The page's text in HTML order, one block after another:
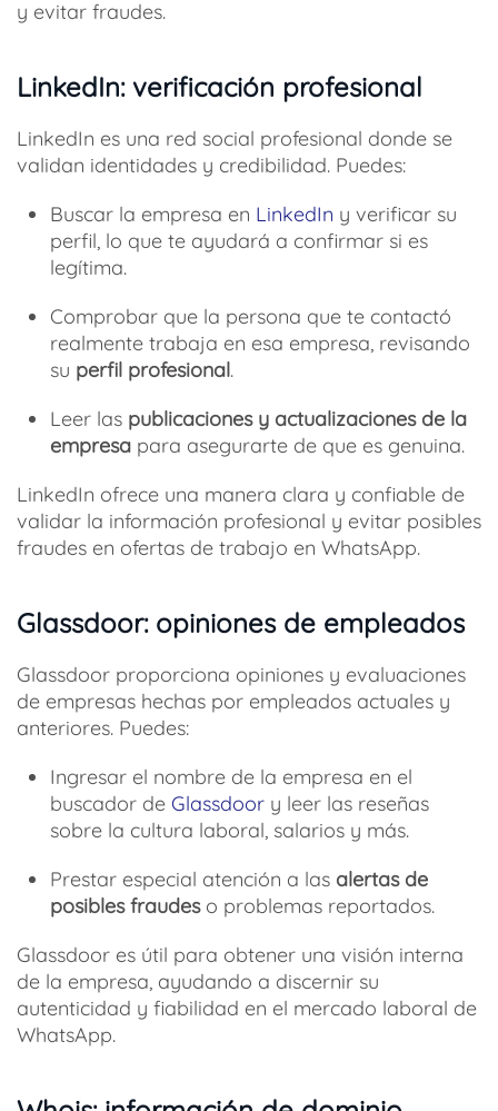
y evitar fraudes.
LinkedIn: verificación profesional
LinkedIn es una red social profesional donde se
validan identidades y credibilidad. Puedes:
Buscar la empresa en LinkedIn y verificar su
perfil, lo que te ayudará a confirmar si es
legítima.
Comprobar que la persona que te contactó
realmente trabaja en esa empresa, revisando
su perfil profesional.
Leer las publicaciones y actualizaciones de la
empresa para asegurarte de que es genuina.
LinkedIn ofrece una manera clara y confiable de
validar la información profesional y evitar posibles
fraudes en ofertas de trabajo en WhatsApp.
Glassdoor: opiniones de empleados
Glassdoor proporciona opiniones y evaluaciones
de empresas hechas por empleados actuales y
anteriores. Puedes:
Ingresar el nombre de la empresa en el
buscador de Glassdoor y leer las reseñas
sobre la cultura laboral, salarios y más.
Prestar especial atención a las alertas de
posibles fraudeso problemas reportados.
Glassdoor es útil para obtener una visión interna
de la empresa, ayudando a discernir su
autenticidad y fiabilidad en el mercado laboral de
WhatsApp.